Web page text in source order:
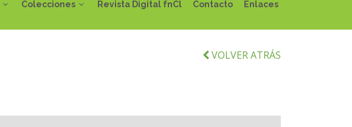
Colecciones Revista Digital fnCl Contacto Enlaces
VOLVER ATRÁS